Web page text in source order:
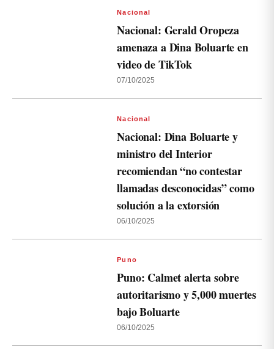
Nacional
Nacional: Gerald Oropeza
amenaza a Dina Boluarte en
video de TikTok
07/10/2025
Nacional
Nacional: Dina Boluarte y
ministro del Interior
recomiendan “no contestar
llamadas desconocidas” como
solución a la extorsión
06/10/2025
Puno
Puno: Calmet alerta sobre
autoritarismo y 5,000 muertes
bajo Boluarte
06/10/2025